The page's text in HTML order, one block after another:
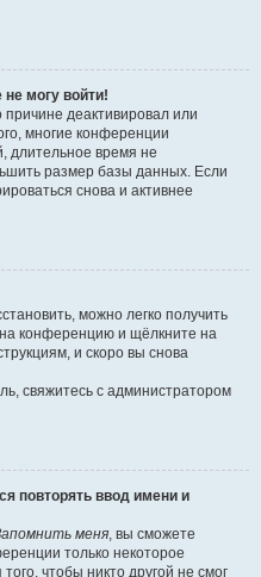
могу войти!
деактивировал или
многие конференции
длительное время не
размер базы данных. Если
снова и активнее
можно легко получить
конференцию и щёлкните на
и скоро вы снова
свяжитесь с администратором
повторять ввод имени и
меня, вы сможете
только некоторое
чтобы никто другой не смог